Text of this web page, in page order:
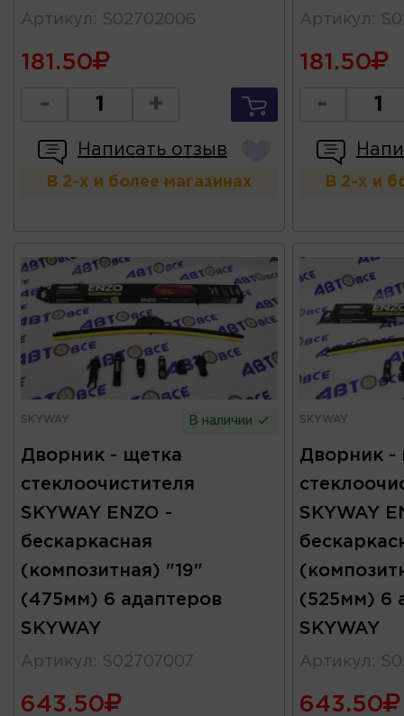
Артикул : S02702006
181.50
- +
Написать отзыв
В 2-х и более магазинах
Артикул :
181.50
-
В 2-х и
SKYWAY В наличии
Дворник - щетка
стеклоочистителя
SKYWAY ENZO -
бескаркасная
(композитная) "19"
(475мм) 6 адаптеров
SKYWAY
Артикул : S02707007
643.50
SKYWAY
Дворник -
SKYWAY
(525мм) 6
SKYWAY
Артикул :
643.50